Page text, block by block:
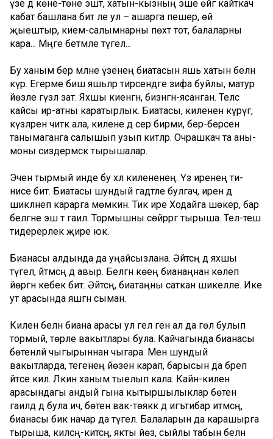
үзе дә көне-төне эштә, хатын-кызның эше өйгә кайткач
кабат башлана бит әле ул – ашарга пешер, өй
җыештыр, кием-салымнарны пөхтә тот, балаларны
кара... Мәңге бетмәле түгел...
Бу ханым бер мәлне үзенең биатасын яшь хатын белән
күрә. Егерме биш яшьләр тирәсендәге зифа буйлы, матур
йөзле гүзәл зат. Яхшы киенгән, бизәнгән-ясанган. Теләсә
кайсы ир-атны каратырлык. Биатасы, киленен күрүгә,
күзләрен читкә ала, килене дә сер бирми, бер-берсен
танымаганга салышып узып китәләр. Очрашкач та аны-
моны сиздермәскә тырышалар.
Эчен тырмый инде бу хәл килененең. Үз иренең әти-
әнисе бит. Биатасы шундый гадәтле булгач, иренә дә
шикләнеп карарга мөмкин. Тик ире Ходайга шөкер, бар
белгәне эш тә гаилә. Тормышны сөйрәргә тырыша. Тел-теш
тидерерлек җире юк.
Бианасы алдында да уңайсызлана. Әйтсәң дә яхшы
түгел, әйтмәсәң дә авыр. Белгән көеңә бианаңнан көлеп
йөргән кебек бит. Әйтсәң, биатаңны саткан шикелле. Ике
ут арасында яшәгән сыман.
Килен белән биана арасы ул гел генә ал да гөл булып
тормый, төрле вакытлары була. Кайчагында бианасы
бөтенләй чыгырыннан чыгара. Менә шундый
вакытларда, тегенең йөзенә карап, барысын да бәреп
әйтәсе килә. Ләкин ханым тыелып кала. Кайнә-килен
арасындагы андый гына кытыршылыклар бөтен
гаиләдә дә була ич, бөтен вак-төяккә дә игътибар итмәсәң,
бианасы бик начар да түгел. Балаларын да карашырга
тырыша, килсәң-китсәң, якты йөз, сыйлы табын белән